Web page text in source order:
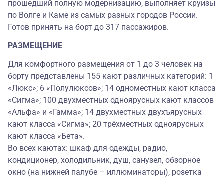
прошедший полную модернизацию, выполняет круизы
по Волге и Каме из самых разных городов России.
Готов принять на борт до 317 пассажиров.
РАЗМЕЩЕНИЕ
Для комфортного размещения от 1 до 3 человек на
борту представлены 155 кают различных категорий: 1
«Люкс»; 6 «Полулюксов»; 14 одноместных кают класса
«Сигма»; 100 двухместных одноярусных кают классов
«Альфа» и «Гамма»; 14 двухместных двухъярусных
кают класса «Сигма»; 20 трёхместных одноярусных
кают класса «Бета».
Во всех каютах: шкаф для одежды, радио,
кондиционер, холодильник, душ, санузел, обзорное
окно (на нижней палубе – иллюминаторы), розетка